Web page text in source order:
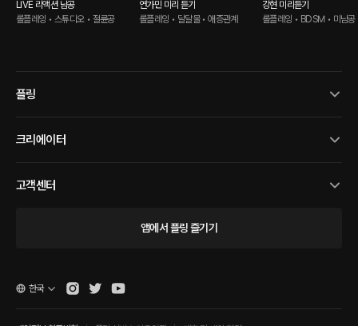
LIVE 리액션 남공
롤플레잉 • 스튜디오 • 절륜공
연가민 미리 듣기
롤플레잉 • 달달물 • 애증관계
강현 미리듣기
롤플레잉 • BDSM • 미남공
플링
크리에이터
고객센터
앱에서 플링 즐기기
한국